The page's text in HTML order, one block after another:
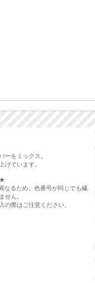
ーをミックス。
げています。
なるため、色番号が同じでも繊
せん。
の際はご注意ください。